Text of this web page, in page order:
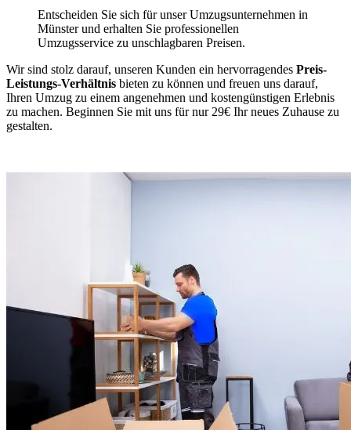
Entscheiden Sie sich für unser Umzugsunternehmen in
Münster und erhalten Sie professionellen
Umzugsservice zu unschlagbaren Preisen.
Wir sind stolz darauf, unseren Kunden ein hervorragendes Preis-
Leistungs-Verhältnis bieten zu können und freuen uns darauf,
Ihren Umzug zu einem angenehmen und kostengünstigen Erlebnis
zu machen. Beginnen Sie mit uns für nur 29€ Ihr neues Zuhause zu
gestalten.